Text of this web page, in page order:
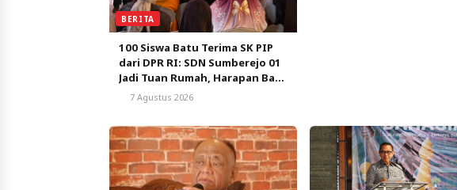
BERITA
100 Siswa Batu Terima SK PIP
dari DPR RI: SDN Sumberejo 01
Jadi Tuan Rumah, Harapan Baru
Pendidikan Gratis
7 Agustus 2026